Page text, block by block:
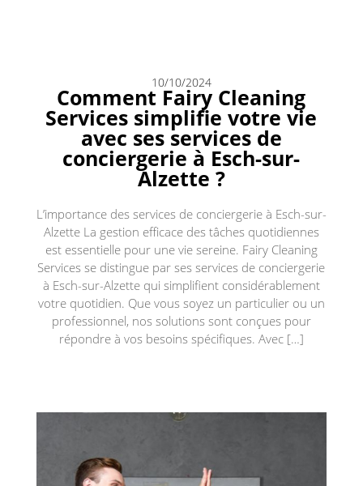
10/10/2024
Comment Fairy Cleaning
Services simplifie votre vie
avec ses services de
conciergerie à Esch-sur-
Alzette ?
L’importance des services de conciergerie à Esch-sur-
Alzette La gestion efficace des tâches quotidiennes
est essentielle pour une vie sereine. Fairy Cleaning
Services se distingue par ses services de conciergerie
à Esch-sur-Alzette qui simplifient considérablement
votre quotidien. Que vous soyez un particulier ou un
professionnel, nos solutions sont conçues pour
répondre à vos besoins spécifiques. Avec […]